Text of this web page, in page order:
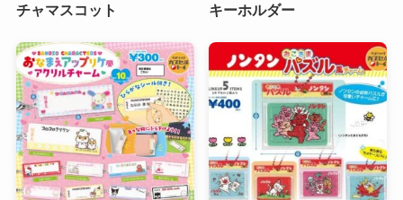
チャマスコット
キーホルダー